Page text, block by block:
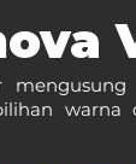
warna